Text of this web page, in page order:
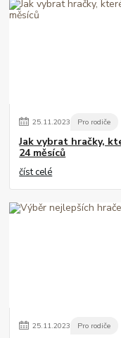
25.11.2023 Pro rodiče
Jak vybrat hračky,
24 měsíců
číst celé
25.11.2023 Pro rodiče